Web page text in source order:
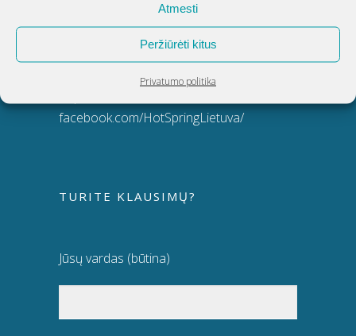
Atmesti
Peržiūrėti kitus
Privatumo politika
Adresas: Dunojaus g. 20, Vilnius
Įmonės kodas: 124389034
PVM kodas: LT243890314
8 5 270 9695
facebook.com/HotSpringLietuva/
TURITE KLAUSIMŲ?
Jūsų vardas (būtina)